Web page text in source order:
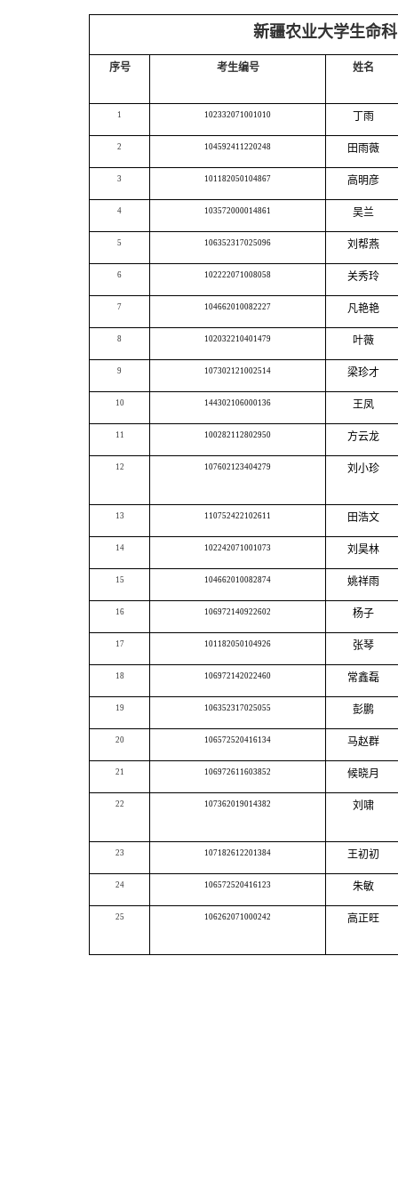
新疆农业大学生命
序号 考生编号 姓名
1 102332071001010 丁雨
2 104592411220248 田雨薇
3 101182050104867 高明彦
4 103572000014861 吴兰
5 106352317025096 刘帮燕
6 102222071008058 关秀玲
7 104662010082227 凡艳艳
8 102032210401479 叶薇
9 107302121002514 梁珍才
10 144302106000136 王凤
11 100282112802950 方云龙
12 107602123404279 刘小珍
13 110752422102611 田浩文
14 102242071001073 刘昊林
15 104662010082874 姚祥雨
16 106972140922602 杨子
17 101182050104926 张琴
18 106972142022460 常鑫磊
19 106352317025055 彭鹏
20 106572520416134 马赵群
21 106972611603852 候晓月
22 107362019014382 刘啸
23 107182612201384 王初初
24 106572520416123 朱敏
25 106262071000242 高正旺